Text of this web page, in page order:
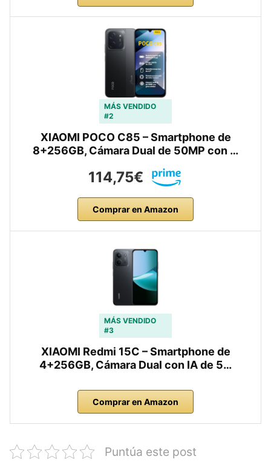
MÁS VENDIDO
#2
XIAOMI POCO C85 – Smartphone de
8+256GB, Cámara Dual de 50MP con …
114,75€
Comprar en Amazon
MÁS VENDIDO
#3
XIAOMI Redmi 15C – Smartphone de
4+256GB, Cámara Dual con IA de 5…
Comprar en Amazon
Puntúa este post